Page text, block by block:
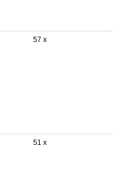
57 x
51 x